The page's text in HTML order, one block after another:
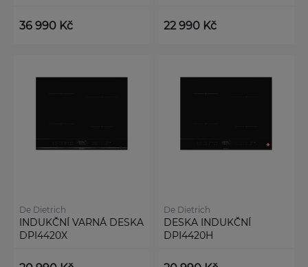
36 990 Kč 22 990 Kč
De Dietrich
INDUKČNÍ VARNÁ DESKA
DPI4420X
De Dietrich
DESKA INDUKČNÍ
DPI4420H